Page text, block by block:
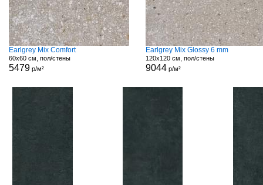
Earlgrey Mix Comfort
60x60 см, пол/стены
5479 р/м²
Earlgrey Mix Glossy 6 mm
120x120 см, пол/стены
9044р/м²